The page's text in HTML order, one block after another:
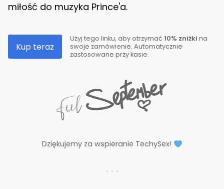
miłość do muzyka Prince'a.
Kup teraz
Użyj tego linku, aby otrzymać 10% zniżki na
swoje zamówienie. Automatycznie
zastosowane przy kasie.
Dziękujemy za wspieranie TechySex!
. . .